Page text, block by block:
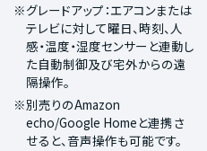
※グレードアップ：エアコンまたは
テレビに対して曜日、時刻、人
感・温度・湿度センサーと連動し
た自動制御及び宅外からの遠
隔操作。
※別売りのAmazon
echo/Google Homeと連携さ
せると、音声操作も可能です。